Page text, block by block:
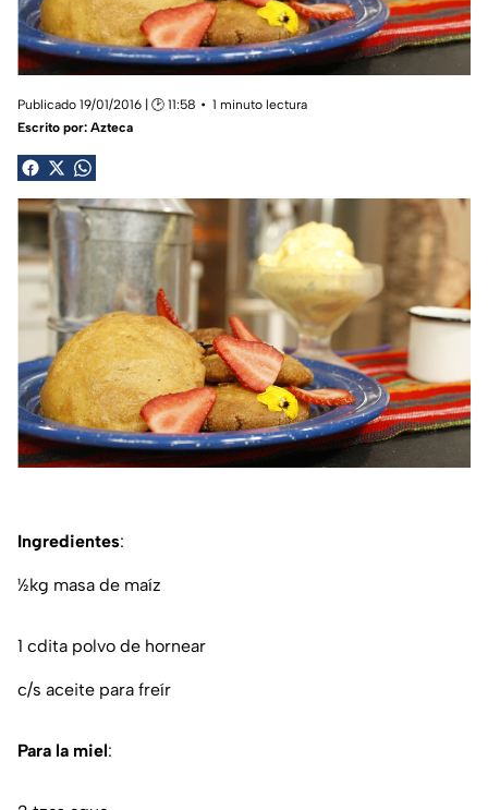
Publicado 19/01/2016 | 🕑 11:58
1 minuto lectura
Escrito por: Azteca
Ingredientes:
½kg masa de maíz
1 cdita polvo de hornear
c/s aceite para freír
Para la miel: